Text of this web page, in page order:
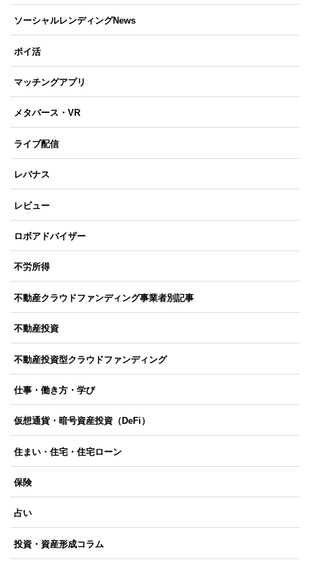
ソーシャルレンディングNews
ポイ活
マッチングアプリ
メタバース・VR
ライブ配信
レバナス
レビュー
ロボアドバイザー
不労所得
不動産クラウドファンディング事業者別記事
不動産投資
不動産投資型クラウドファンディング
仕事・働き方・学び
仮想通貨・暗号資産投資（DeFi）
住まい・住宅・住宅ローン
保険
占い
投資・資産形成コラム